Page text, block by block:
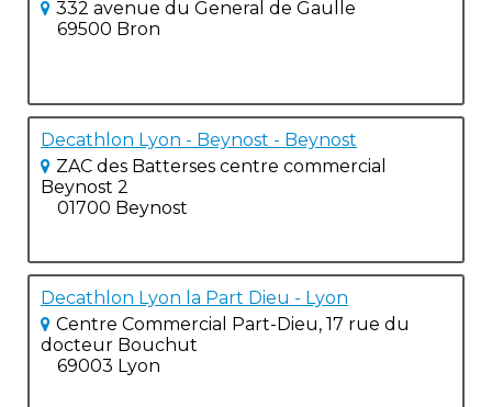
332 avenue du General de Gaulle
69500 Bron
Decathlon Lyon - Beynost - Beynost
ZAC des Batterses centre commercial
Beynost 2
01700 Beynost
Decathlon Lyon la Part Dieu - Lyon
Centre Commercial Part-Dieu, 17 rue du
docteur Bouchut
69003 Lyon